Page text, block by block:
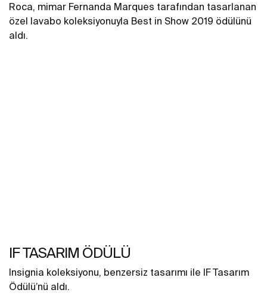
Roca, mimar Fernanda Marques tarafından tasarlanan
özel lavabo koleksiyonuyla Best in Show 2019 ödülünü
aldı.
IF TASARIM ÖDÜLÜ
Insignia koleksiyonu, benzersiz tasarımı ile IF Tasarım
Ödülü’nü aldı.